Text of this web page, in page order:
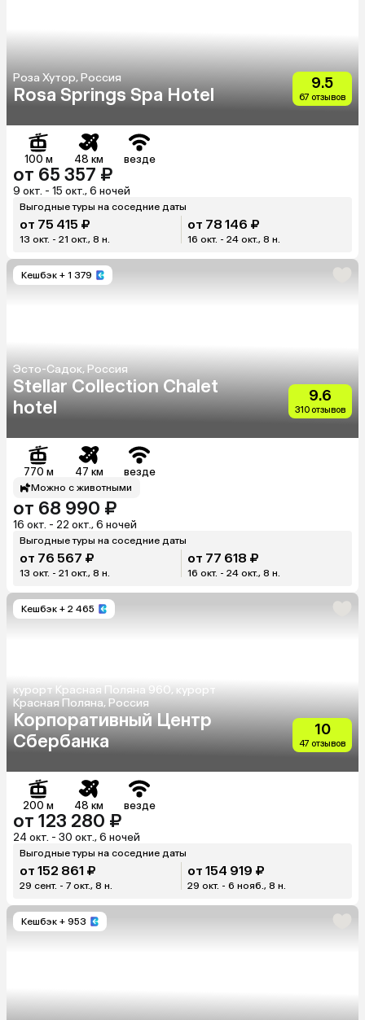
Роза Хутор, Россия
Rosa Springs Spa Hotel
9.5
67 отзывов
100 м 48 км везде
от 65 357 ₽
9 окт. - 15 окт., 6 ночей
Выгодные туры на соседние даты
от 75 415 ₽
13 окт. - 21 окт., 8 н.
от 78 146 ₽
16 окт. - 24 окт., 8 н.
Кешбэк + 1 379
Эсто-Садок, Россия
Stellar Collection Chalet
hotel
9.6
310 отзывов
770 м 47 км везде
Можно с животными
от 68 990 ₽
16 окт. - 22 окт., 6 ночей
Выгодные туры на соседние даты
от 76 567 ₽
13 окт. - 21 окт., 8 н.
от 77 618 ₽
16 окт. - 24 окт., 8 н.
Кешбэк + 2 465
курорт Красная Поляна 960, курорт
Красная Поляна, Россия
Корпоративный Центр
Сбербанка
10
47 отзывов
200 м 48 км везде
от 123 280 ₽
24 окт. - 30 окт., 6 ночей
Выгодные туры на соседние даты
от 152 861 ₽
29 сент. - 7 окт., 8 н.
от 154 919 ₽
29 окт. - 6 нояб., 8 н.
Кешбэк + 953